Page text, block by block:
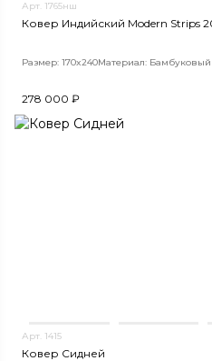
Арт. 1765нш
Ковер Индийский Modern Strips
Размер: 170x240Материал:
278 000 ₽
Арт. 1415
Ковер Сидней